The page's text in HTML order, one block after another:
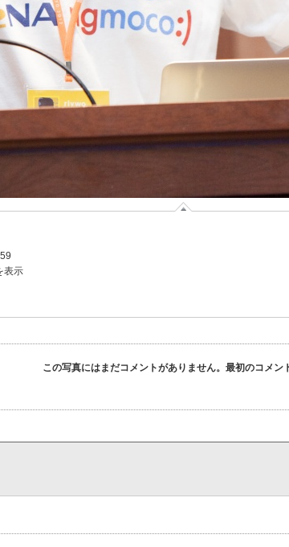
表示
この写真にはまだコメントがありません。最初のコメン